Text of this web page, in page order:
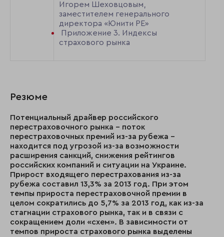
Игорем Шеховцовым,
заместителем генерального
директора «Юнити РЕ»
Приложение 3. Индексы
страхового рынка
Резюме
Потенциальный драйвер российского
перестраховочного рынка – поток
перестраховочных премий из-за рубежа –
находится под угрозой из-за возможности
расширения санкций, снижения рейтингов
российских компаний и ситуации на Украине.
Прирост входящего перестрахования из-за
рубежа составил 13,3% за 2013 год. При этом
темпы прироста перестраховочной премии в
целом сократились до 5,7% за 2013 год, как из-за
стагнации страхового рынка, так и в связи с
сокращением доли «схем». В зависимости от
темпов прироста страхового рынка выделены